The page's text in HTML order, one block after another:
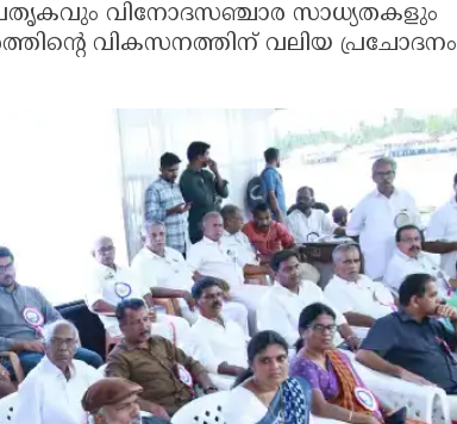
വിനോദസഞ്ചാര സാധ്യതകളും
വികസനത്തിന് വലിയ പ്രചോദനം